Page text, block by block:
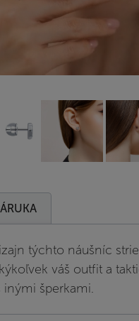
týchto náušníc
váš outfit a
šperkami.